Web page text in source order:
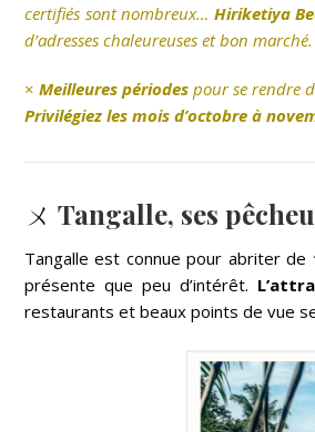
certifiés sont nombreux… Hiriketiya
d’adresses chaleureuses et bon marché.
×Meilleures périodes pour se rendre
Privilégiez les mois d’octobre à
ㄨ Tangalle, ses
Tangalle est connue pour abriter de
présente que peu d’intérêt.
restaurants et beaux points de vue